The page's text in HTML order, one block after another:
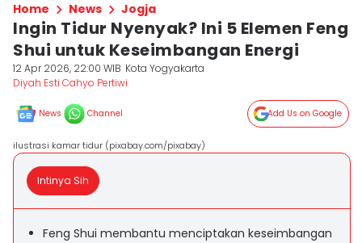
Home News Jogja
Ingin Tidur Nyenyak? Ini 5 Elemen Feng
Shui untuk Keseimbangan Energi
12 Apr 2026, 22:00 WIB Kota Yogyakarta
Diyah Esti Cahyo Pertiwi
News Channel Add Us on Google
ilustrasi kamar tidur (pixabay.com/pixabay)
Intinya Sih
Feng Shui membantu menciptakan keseimbangan